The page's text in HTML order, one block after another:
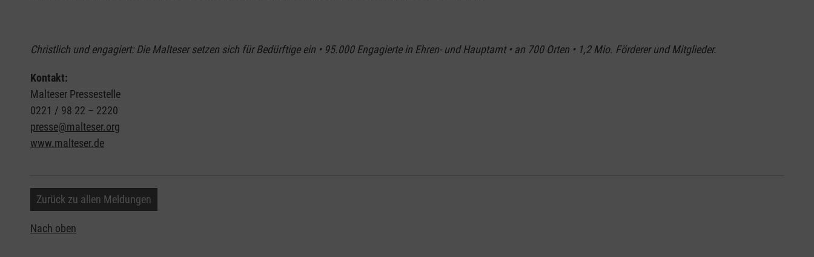
Christlich und engagiert: Die Malteser setzen sich für Bedürftige ein • 95.000 Engagierte in Ehren- und Hauptamt • an 700 Orten • 1,2 Mio. Förderer und Mitglieder.
Kontakt:
Malteser Pressestelle
0221 / 98 22 – 2220
presse@malteser.org
www.malteser.de
Zurück zu allen Meldungen
Nach oben